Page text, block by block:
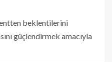
beklentilerini
güçlendirmek amacıyla